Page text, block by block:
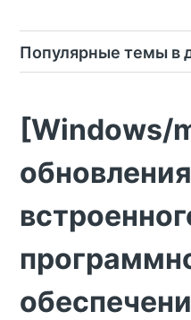
Популярные темы в
[Windows/
обновления